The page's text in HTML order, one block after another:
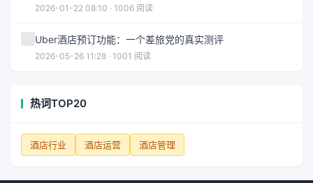
2026-01-22 08:10 · 1006 阅读
Uber酒店预订功能：一个差旅党的真实测评
2026-05-26 11:28 · 1001 阅读
热词TOP20
酒店行业 酒店运营 酒店管理